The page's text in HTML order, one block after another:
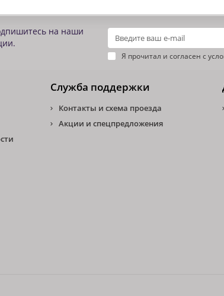
на наши
Я прочитал и согласен с
Служба поддержки
Контакты и схема проезда
Акции и спецпредложения